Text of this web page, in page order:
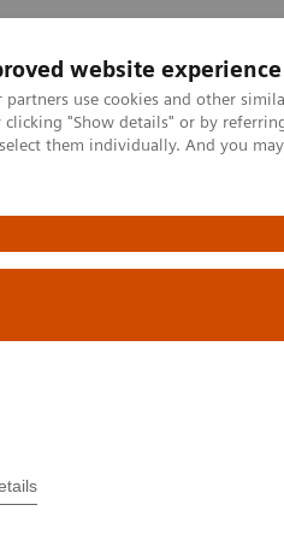
website experience
partners use cookies and other
clicking "Show details" or by
them individually. And you
Especialidades Clínicas e